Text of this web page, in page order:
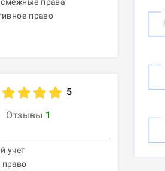
право
5
Отзывы 1
учет
право